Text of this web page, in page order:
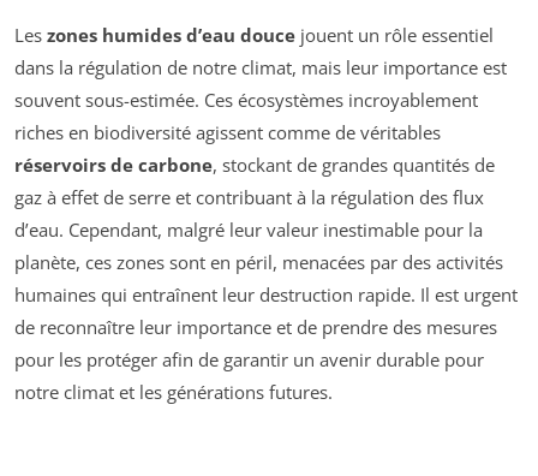
Les zones humides d’eau douce jouent un rôle essentiel
dans la régulation de notre climat, mais leur importance est
souvent sous-estimée. Ces écosystèmes incroyablement
riches en biodiversité agissent comme de véritables
réservoirs de carbone, stockant de grandes quantités de
gaz à effet de serre et contribuant à la régulation des flux
d’eau. Cependant, malgré leur valeur inestimable pour la
planète, ces zones sont en péril, menacées par des activités
humaines qui entraînent leur destruction rapide. Il est urgent
de reconnaître leur importance et de prendre des mesures
pour les protéger afin de garantir un avenir durable pour
notre climat et les générations futures.